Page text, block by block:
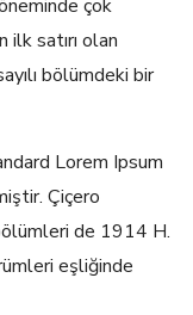
çok
ilk satırı olan
bölümdeki bir
Lorem Ipsum
Çiçero
de 1914 H.
eşliğinde